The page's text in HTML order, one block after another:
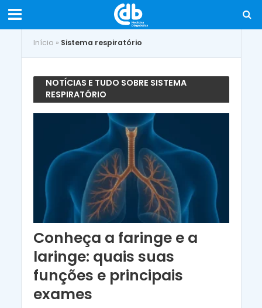
Início » Sistema respiratório
NOTÍCIAS E TUDO SOBRE SISTEMA
RESPIRATÓRIO
Conheça a faringe e a
laringe: quais suas
funções e principais
exames